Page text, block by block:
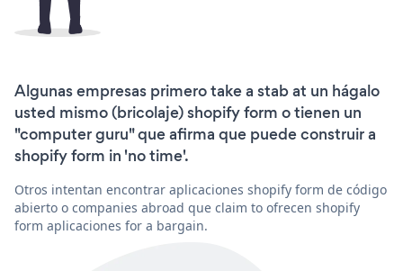
Algunas empresas primero take a stab at un hágalo
usted mismo (bricolaje) shopify form o tienen un
"computer guru" que afirma que puede construir a
shopify form in 'no time'.
Otros intentan encontrar aplicaciones shopify form de código
abierto o companies abroad que claim to ofrecen shopify
form aplicaciones for a bargain.